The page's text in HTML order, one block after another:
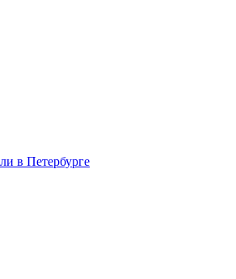
в Петербурге